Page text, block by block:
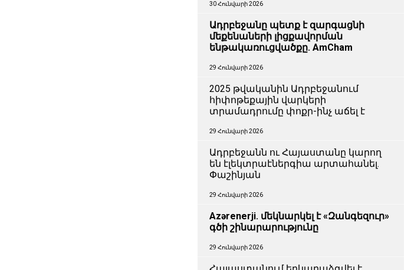
30 Հունվարի 2026
Ադրբեջանը պետք է զարգացնի
մեքենաների լիցքավորման
ենթակառուցվածքը. AmCham
29 Հունվարի 2026
2025 թվականին Ադրբեջանում
հիփոթեքային վարկերի
տրամադրումը փոքր-ինչ աճել է
29 Հունվարի 2026
Ադրբեջանն ու Հայաստանը կարող
են էլեկտրաէներգիա արտահանել.
Փաշինյան
29 Հունվարի 2026
Azərenerji. մեկնարկել է «Զանգեզուր»
գծի շինարարությունը
29 Հունվարի 2026